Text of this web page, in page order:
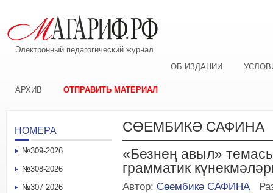
Электронный педагогический журнал
ОБ ИЗДАНИИ
АРХИВ ОТПРАВИТЬ МАТЕРИАЛ
СӨЕМБИКӘ САФИНА
«Безнең авыл»
грамматик
Автор: Сөембикә САФИНА
НОМЕРА
№309-2026
№308-2026
№307-2026